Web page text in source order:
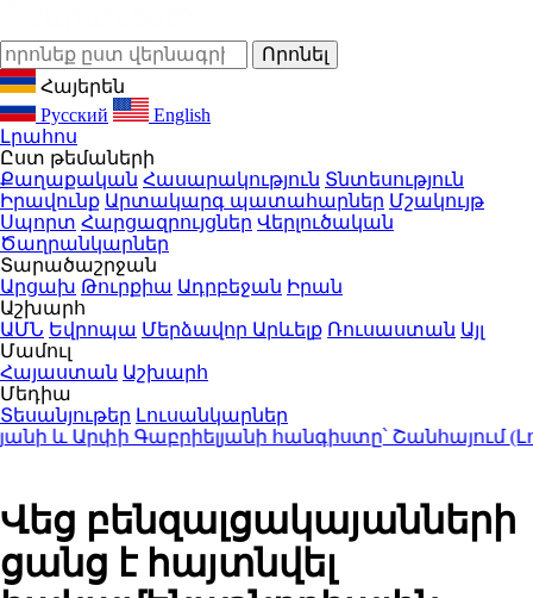
Հայերեն
Русский
English
Լրահոս
Ըստ թեմաների
Քաղաքական Հասարակություն Տնտեսություն
Իրավունք Արտակարգ պատահարներ Մշակույթ
Սպորտ Հարցազրույցներ Վերլուծական
Ծաղրանկարներ
Տարածաշրջան
Արցախ Թուրքիա Ադրբեջան Իրան
Աշխարհ
ԱՄՆ Եվրոպա Մերձավոր Արևելք Ռուսաստան Այլ
Մամուլ
Հայաստան Աշխարհ
Մեդիա
Տեսանյութեր Լուսանկարներ
Արփի Գաբրիելյանի հանգիստը՝ Շանհայում
Վեց բենզալցակայանների
ցանց է հայտնվել